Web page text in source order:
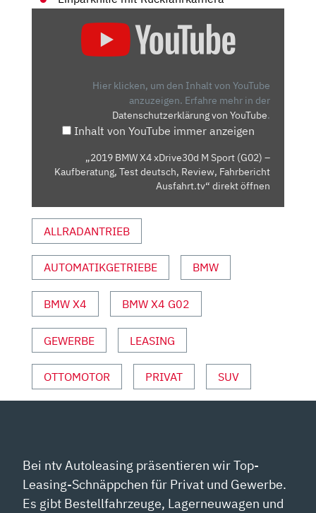
KAUFBERATUNG,
TEST
FAHRBERICHT
AUSFAHRT.TV“
VON
YOUTUBE
Hier klicken, um den Inhalt von YouTube
anzuzeigen. Erfahre mehr in der
Datenschutzerklärung von YouTube.
Inhalt von YouTube immer anzeigen
„2019 BMW X4 xDrive30d M Sport (G02) –
Kaufberatung, Test deutsch, Review, Fahrbericht
Ausfahrt.tv“ direkt öffnen
ALLRADANTRIEB
AUTOMATIKGETRIEBE BMW
BMW X4 BMW X4 G02
GEWERBE LEASING
OTTOMOTOR PRIVAT SUV
Bei ntv Autoleasing präsentieren wir Top-
Leasing-Schnäppchen für Privat und Gewerbe.
Es gibt Bestellfahrzeuge, Lagerneuwagen und